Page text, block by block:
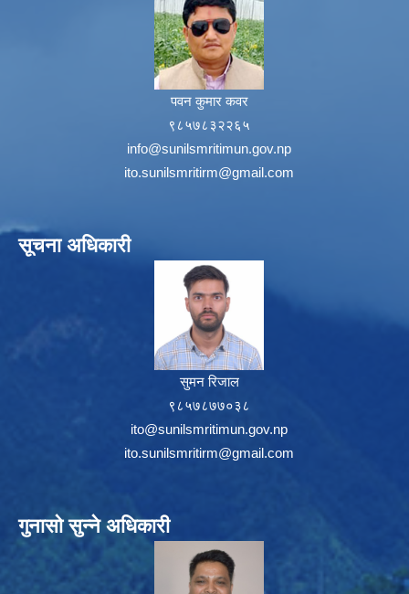
पवन कुमार कवर
९८५७८३२२६५
info@sunilsmritimun.gov.np
ito.sunilsmritirm@gmail.com
सूचना अधिकारी
सुमन रिजाल
९८५७८७७०३८
ito@sunilsmritimun.gov.np
ito.sunilsmritirm@gmail.com
गुनासो सुन्ने अधिकारी